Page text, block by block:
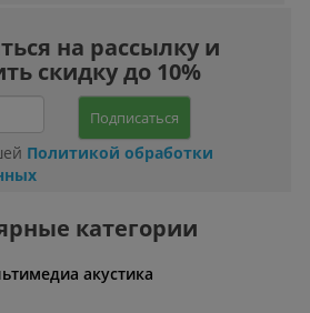
на рассылку и
скидку до 10%
Подписаться
Политикой обработки
категории
акустика